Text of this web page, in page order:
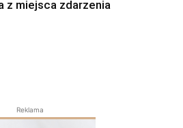
z miejsca zdarzenia
Reklama